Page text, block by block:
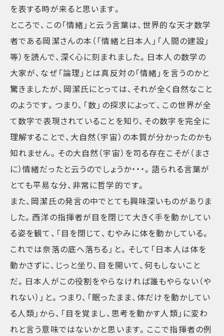
を表する時が来ると思います。
ところで、この「情緒」と云う言葉は、世界的な天才数学
者である岡潔さんの本（「情緒と日本人」「人間の建設」
等）を読んで、深く心に刻まれました。日本人の数学の
大家が、なぜ「論理」とは真反対の「情緒」を言うのかと
驚きましたが、岡潔氏にとっては、それが全く自然なこと
のようです。つまり、「数」の探求によって、この世界が全
て数字で表現されていることを知り、その数字を完全に
理解することで、大自然（宇宙）の本質が分かったのかも
知れません。その大自然（宇宙）を司る存在こそが（まさ
に）情緒だったと云うのでしょうか・・・。語られる言葉が
とても平易な分、非常に哲学的です。
また、岡潔氏の発言の中でとても興味深いものがありま
した。西洋の指揮者が目を閉じて大きく手を動かしてい
る姿を観て、「目を閉じて、むやみに体を動かしている。
これでは奈落の底へ落ちる」と。そして「日本人は体を
動かさずに、じっと坐り、目を開いて、何もしないこと
だ。日本人がこの役割をやらなければ誰もやらない（や
れない）」と。つまり、「眠ったまま、体だけを動かしてい
る人類」から、「目を覚まし、思考を動かす人類」に変わ
れと言う意味ではないかと思います。ここで指揮者の例